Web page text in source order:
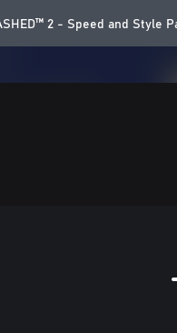
2 - Speed and Style